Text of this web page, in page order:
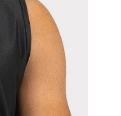
sitta för stramt eller för löst.
komfort och avsedda look.